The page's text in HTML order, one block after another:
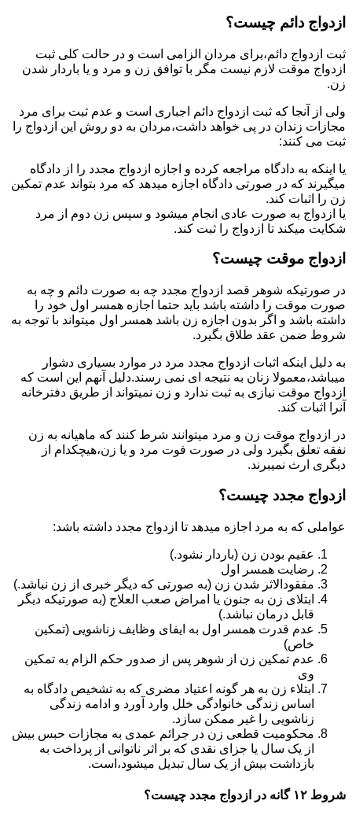
ازدواج دائم چیست؟
ثبت ازدواج دائم،برای مردان الزامی است و در حالت کلی ثبت
ازدواج موقت لازم نیست مگر با توافق زن و مرد و یا باردار شدن
زن.
ولی از آنجا که ثبت ازدواج دائم اجباری است و عدم ثبت برای مرد
مجازات زندان در پی خواهد داشت،مردان به دو روش این ازدواج را
ثبت می کنند:
یا اینکه به دادگاه مراجعه کرده و اجازه ازدواج مجدد را از دادگاه
میگیرند که در صورتی دادگاه اجازه میدهد که مرد بتواند عدم تمکین
زن را اثبات کند.
یا ازدواج به صورت عادی انجام میشود و سپس زن دوم از مرد
شکایت میکند تا ازدواج را ثبت کند.
ازدواج موقت چیست؟
در صورتیکه شوهر قصد ازدواج مجدد چه به صورت دائم و چه به
صورت موقت را داشته باشد باید حتما اجازه همسر اول خود را
داشته باشد و اگر بدون اجازه زن باشد همسر اول میتواند با توجه به
شروط ضمن عقد طلاق بگیرد.
به دلیل اینکه اثبات ازدواج مجدد مرد در موارد بسیاری دشوار
میباشد،معمولا زنان به نتیجه ای نمی رسند.دلیل آنهم این است که
ازدواج موقت نیازی به ثبت ندارد و زن نمیتواند از طریق دفترخانه
آنرا اثبات کند.
در ازدواج موقت زن و مرد میتوانند شرط کنند که ماهیانه به زن
نفقه تعلق بگیرد ولی در صورت فوت مرد و یا زن،هیچکدام از
دیگری ارث نمیبرند.
ازدواج مجدد چیست؟
عواملی که به مرد اجازه میدهد تا ازدواج مجدد داشته باشد:
عقیم بودن زن (باردار نشود.)
رضایت همسر اول
مفقودالاثر شدن زن (به صورتی که دیگر خبری از زن نباشد.)
ابتلای زن به جنون یا امراض صعب العلاج (به صورتیکه دیگر
قابل درمان نباشد.)
عدم قدرت همسر اول به ایفای وظایف زناشویی (تمکین
خاص)
عدم تمکین زن از شوهر پس از صدور حکم الزام به تمکین
وی
ابتلاء زن به هر گونه اعتیاد مضری که به تشخیص دادگاه به
اساس زندگی خانوادگی خلل وارد آورد و ادامه زندگی
زناشویی را غیر ممکن سازد.
محکومیت قطعی زن در جرائم عمدی به مجازات حبس بیش
از یک سال یا جزای نقدی که بر اثر ناتوانی از پرداخت به
بازداشت بیش از یک سال تبدیل می‎شود،است.
شروط ۱۲ گانه در ازدواج مجدد چیست؟